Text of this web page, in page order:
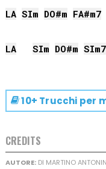
LA SIm DO#m FA#m7
LA SIm DO#m SIm7
10+ Trucchi per
CREDITS
AUTORE:DI MARTINO